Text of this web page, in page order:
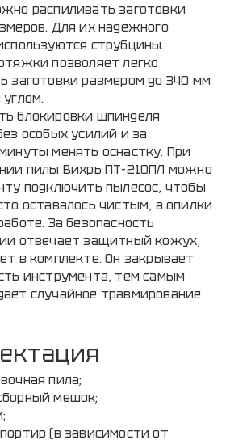
распиливать заготовки
Для их надежного
струбцины.
позволяет легко
заготовки размером до 340 мм
блокировки шпинделя
особых усилий и за
менять оснастку. При
пилы Вихрь ПТ-210ПЛ можно
подключить пылесос, чтобы
оставалось чистым, а опилки
За безопасность
отвечает защитный кожух,
в комплекте. Он закрывает
инструмента, тем самым
случайное травмирование
пила;
мешок;
(в зависимости от